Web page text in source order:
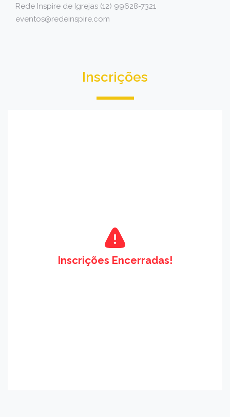
Rede Inspire de Igrejas (12) 99628-7321
eventos@redeinspire.com
Inscrições
Inscrições Encerradas!